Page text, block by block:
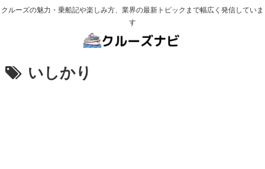
クルーズの魅力・乗船記や楽しみ方、業界の最新トピックまで幅広く発信していま
す
いしかり